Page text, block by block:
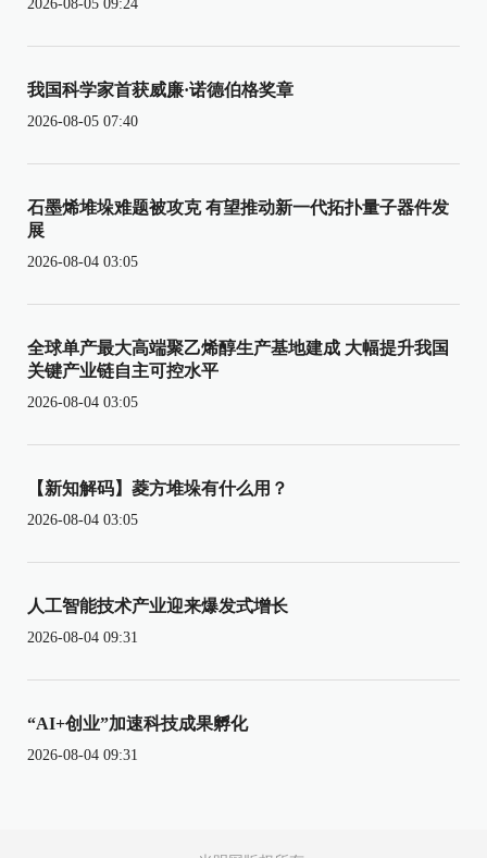
2026-08-05 09:24
我国科学家首获威廉·诺德伯格奖章
2026-08-05 07:40
石墨烯堆垛难题被攻克 有望推动新一代拓扑量子器件发
展
2026-08-04 03:05
全球单产最大高端聚乙烯醇生产基地建成 大幅提升我国
关键产业链自主可控水平
2026-08-04 03:05
【新知解码】菱方堆垛有什么用？
2026-08-04 03:05
人工智能技术产业迎来爆发式增长
2026-08-04 09:31
“AI+创业”加速科技成果孵化
2026-08-04 09:31